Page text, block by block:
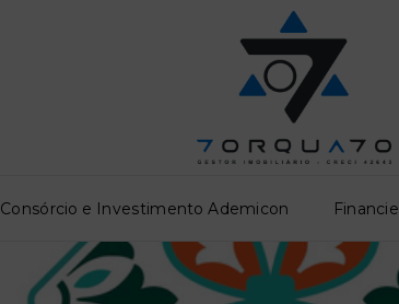
Consórcio e Investimento Ademicon Financie